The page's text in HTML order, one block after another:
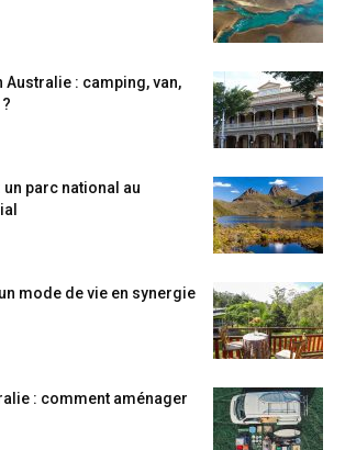
Australie : camping, van,
parc national au
mode de vie en synergie
: comment aménager